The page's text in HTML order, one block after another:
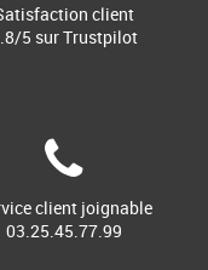
client
5 sur Trustpilot
client joignable
03.25.45.77.99